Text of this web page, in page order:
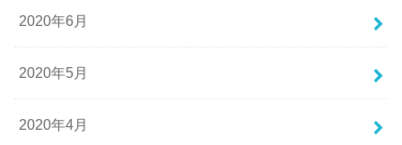
2020年6月
2020年5月
2020年4月